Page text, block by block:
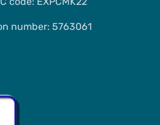
number: 5763061